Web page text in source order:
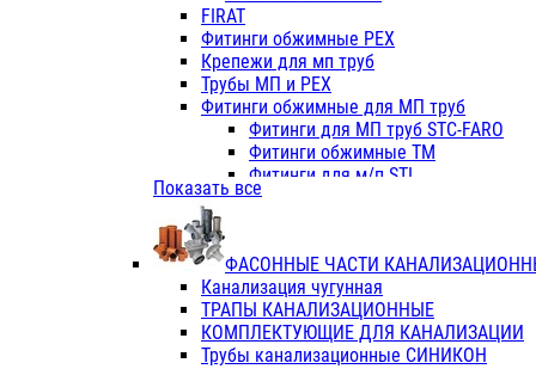
Фитинги ПП белые
Фитинги ПП белые
Фитинги ППс металл.белые
VALFEX
Трубы PE-RT
Трубы ПП водопровод белые
Трубы ПП водопровод серые
Трубы армированные
Трубы армированные
Фитинги с металл. серые
Фитинги ПП (серые)
Фитинги ПП белые
Краны
Фитинги ПП (белые)
FIRAT
Фитинги обжимные PEX
Крепежи для мп труб
Трубы МП и PEX
Фитинги обжимные для МП труб
Фитинги для МП труб STC-FARO
Фитинги обжимные ТМ
Фитинги для м/п STI
Фитинги для МП труб TITAN
TK
VALFEX
Показать все
ФАСОННЫЕ ЧАСТИ
Канализация чугунная
ТРАПЫ КАНАЛИЗАЦИОННЫЕ
КОМПЛЕКТУЮЩИЕ ДЛЯ КАНАЛИЗАЦИИ
Трубы канализационные СИНИКОН